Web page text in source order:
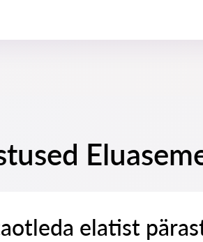
elatist